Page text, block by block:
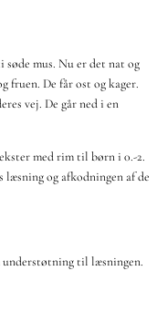
søde mus. Nu er det nat og
fruen. De får ost og kager.
vej. De går ned i en
med rim til børn i 0.-2.
og afkodningen af de
understøtning til læsningen.